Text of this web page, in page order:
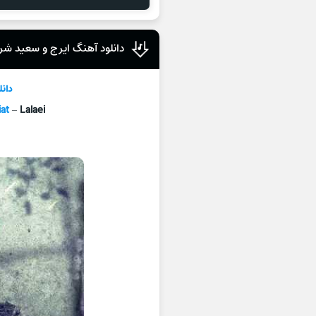
دانلود آهنگ ایرج و سعید
– Lalaei